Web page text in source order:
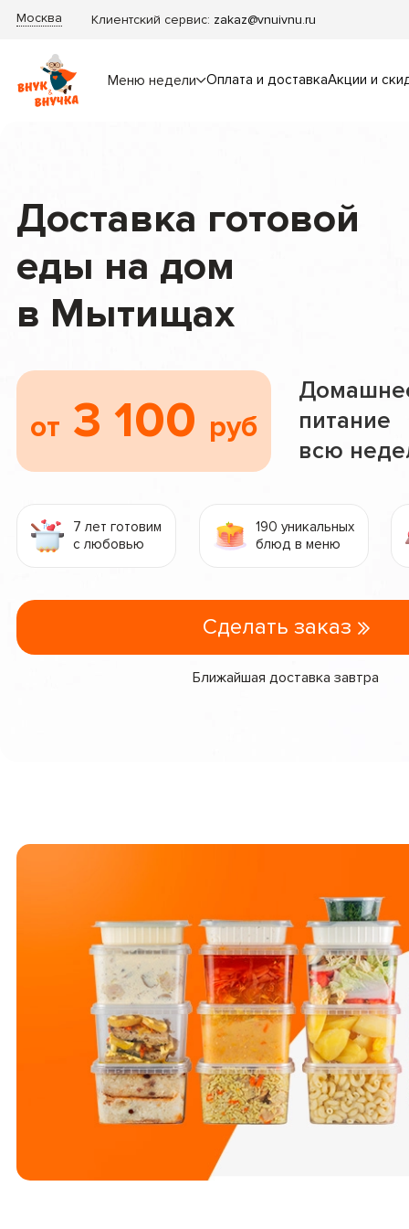
Москва Клиентский сервис: zakaz@vnuivnu.ru
Меню недели Оплата и доставкаАкции и
Доставка готовой
еды на дом
в Мытищах
от 3 100 руб
питание
всю
7 лет готовим
с любовью
190 уникальных
блюд в меню
Сделать заказ
Ближайшая доставка завтра